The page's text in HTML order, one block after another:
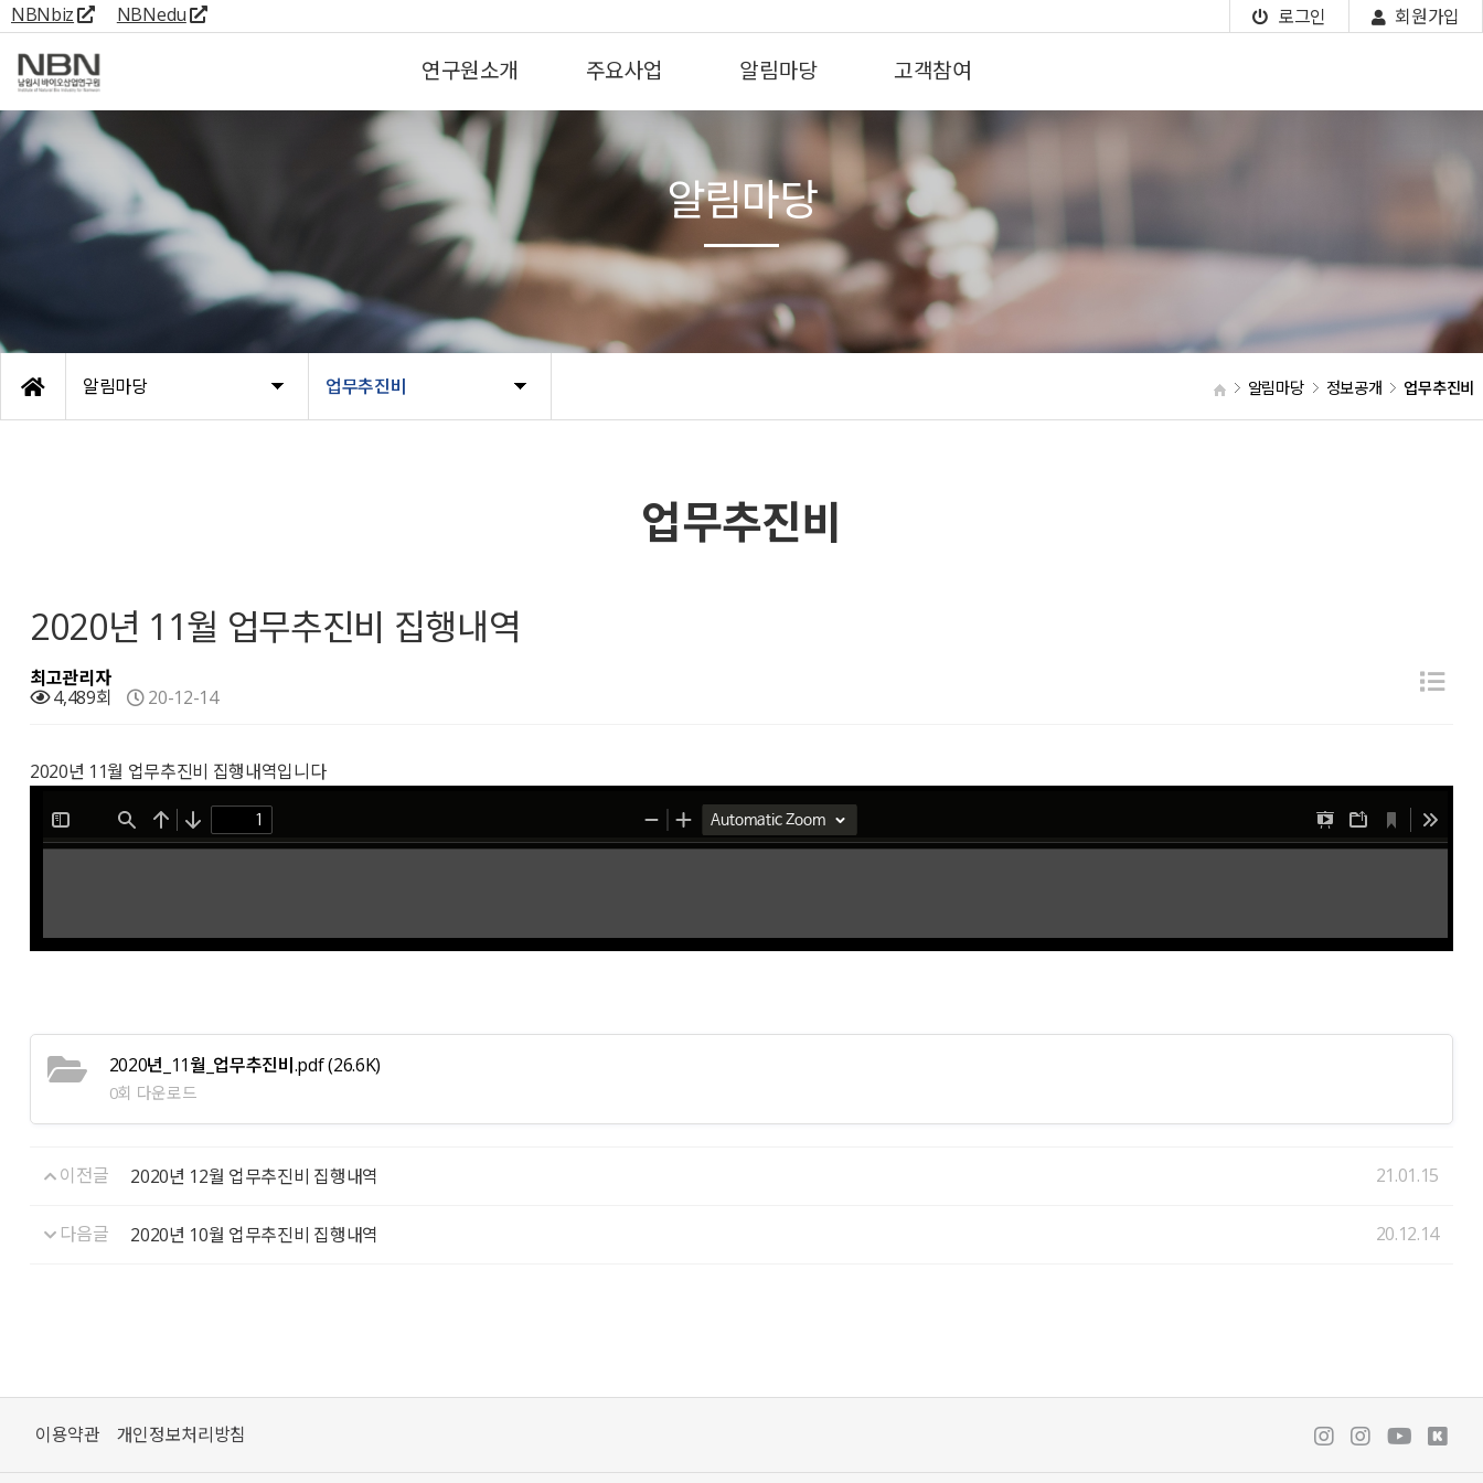
NBNbiz NBNedu 로그인 회원가입
연구원소개 주요사업 알림마당 고객참여
알림마당 업무추진비 알림마당 정보공개 업무추진비
알림마당
업무추진비
2020년 11월 업무추진비 집행내역
최고관리자
4,489회
20-12-14
2020년 11월 업무추진비 집행내역입니다
2020년_11월_업무추진비.pdf(26.6K)
0회 다운로드
이전글 2020년 12월 업무추진비 집행내역 21.01.15
다음글 2020년 10월 업무추진비 집행내역 20.12.14
이용약관 개인정보처리방침